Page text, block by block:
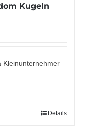
Kugeln
Kleinunternehmer
Details